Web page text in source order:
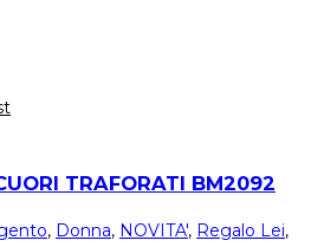
TRAFORATI BM2092
, Donna, NOVITA', Regalo Lei,